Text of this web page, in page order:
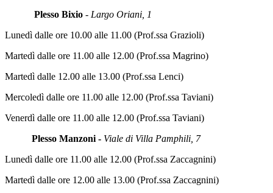
Plesso Bixio - Largo Oriani, 1
Lunedì dalle ore 10.00 alle 11.00 (Prof.ssa Grazioli)
Martedì dalle ore 11.00 alle 12.00 (Prof.ssa Magrino)
Martedì dalle 12.00 alle 13.00 (Prof.ssa Lenci)
Mercoledì dalle ore 11.00 alle 12.00 (Prof.ssa Taviani)
Venerdì dalle ore 11.00 alle 12.00 (Prof.ssa Taviani)
Plesso Manzoni - Viale di Villa Pamphili, 7
Lunedì dalle ore 11.00 alle 12.00 (Prof.ssa Zaccagnini)
Martedì dalle ore 12.00 alle 13.00 (Prof.ssa Zaccagnini)